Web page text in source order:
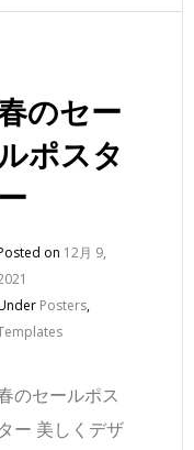
のセー
ポスタ
ー
on 12月 9,
Posters,
のセールポス
ター 美しくデザ